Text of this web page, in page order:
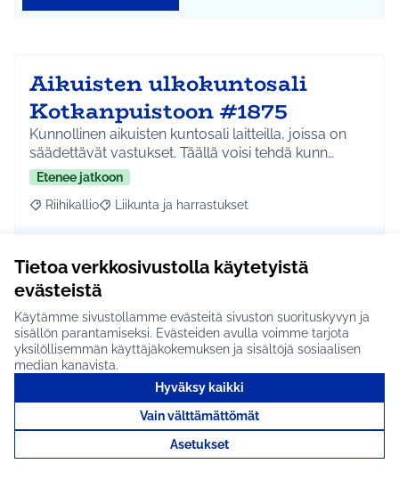
Tietoa verkkosivustolla käytetyistä
evästeistä
Käytämme sivustollamme evästeitä sivuston suorituskyvyn ja
sisällön parantamiseksi. Evästeiden avulla voimme tarjota
yksilöllisemmän käyttäjäkokemuksen ja sisältöjä sosiaalisen
median kanavista.
Hyväksy kaikki
Vain välttämättömät
Asetukset
Aikuisten ulkokuntosali
Kotkanpuistoon #1875
Kunnollinen aikuisten kuntosali laitteilla, joissa on
säädettävät vastukset. Täällä voisi tehdä kunn…
Etenee jatkoon
Rajaa tulokset aihepiirin mukaan: Riihikallio
Riihikallio Rajaa tulokset teeman mukaan: Liikunta ja
Liikunta ja harrastukset
Tutustu
Toiset tikkaat Rusutjärvelle
#1565
Hei Voisiko pikaisesti saada Rusutjärven
talviuimareille joko leveät paremmat portaat laiturin
Ei etene jatkoon